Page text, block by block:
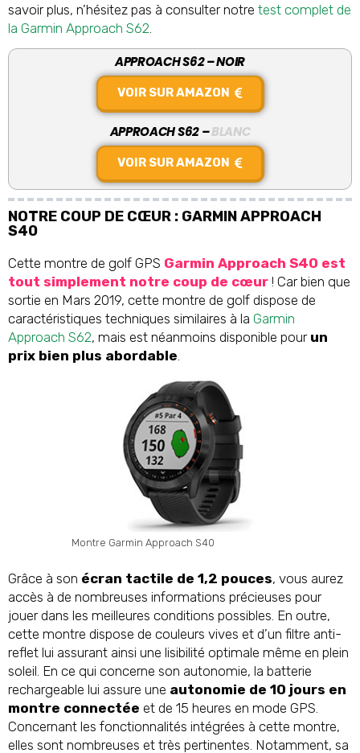
savoir plus, n’hésitez pas à consulter notre test complet de
la Garmin Approach S62
APPROACH S62 – NOIR
VOIR SUR AMAZON
APPROACH S62 –BLANC
VOIR SUR AMAZON
NOTRE COUP DE CŒUR : GARMIN APPROACH
S40
Cette montre de golf GPS Garmin Approach S40 est
tout simplement notre coup de cœur ! Car bien que
sortie en Mars 2019, cette montre de golf dispose de
caractéristiques techniques similaires à la Garmin
Approach S62, mais est néanmoins disponible pour un
prix bien plus abordable.
Montre Garmin Approach S40
Grâce à son écran tactile de 1,2 pouces, vous aurez
accès à de nombreuses informations précieuses pour
jouer dans les meilleures conditions possibles. En outre,
cette montre dispose de couleurs vives et d’un filtre anti-
reflet lui assurant ainsi une lisibilité optimale même en plein
soleil. En ce qui concerne son autonomie, la batterie
rechargeable lui assure une autonomie de 10 jours en
montre connectée et de 15 heures en mode GPS.
Concernant les fonctionnalités intégrées à cette montre,
elles sont nombreuses et très pertinentes. Notamment, sa